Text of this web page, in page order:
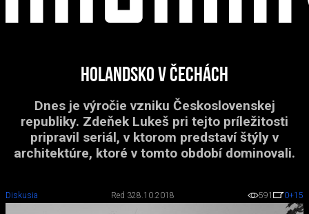
Holandsko v Čechách
Dnes je výročie vzniku Československej
republiky. Zdeňek Lukeš pri tejto príležitosti
pripravil seriál, v ktorom predstaví štýly v
architektúre, ktoré v tomto období dominovali.
Diskusia Red 328.10.2018 591 0+15